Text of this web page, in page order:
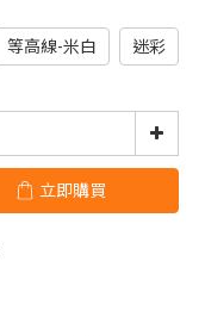
等高線-米白 迷彩
立即購買